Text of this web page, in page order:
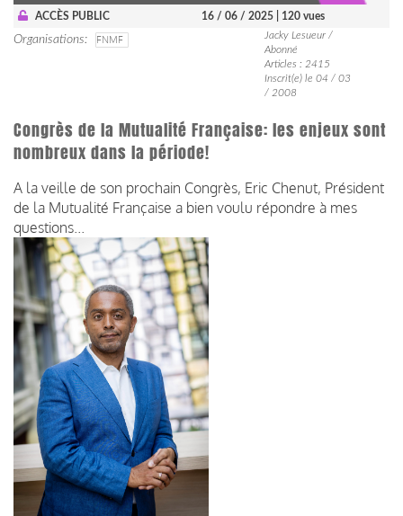
ACCÈS PUBLIC 16 / 06 / 2025 | 120 vues
Organisations FNMF
Jacky Lesueur /
Abonné
Articles : 2415
Inscrit(e) le 04 / 03
/ 2008
Congrès de la Mutualité Française: les enjeux sont
nombreux dans la période!
A la veille de son prochain Congrès, Eric Chenut, Président
de la Mutualité Française a bien voulu répondre à mes
questions...